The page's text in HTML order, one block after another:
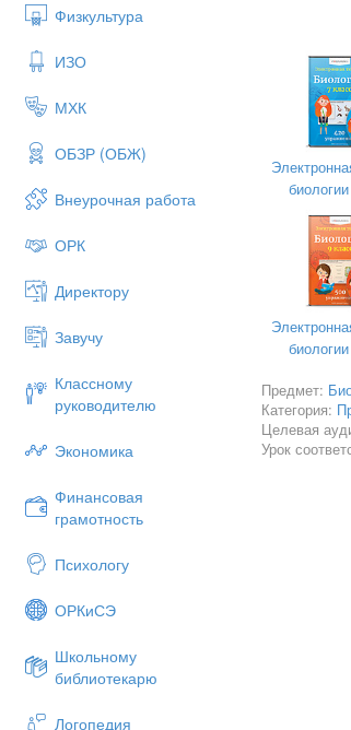
Физкультура
ИЗО
МХК
ОБЗР (ОБЖ)
Внеурочная работа
ОРК
Директору
Завучу
Классному
руководителю
Экономика
Финансовая
грамотность
Психологу
ОРКиСЭ
Школьному
библиотекарю
Логопедия
Цель
Задачи
→ Изучить
Предмет:
Категория:
Целевая
Урок